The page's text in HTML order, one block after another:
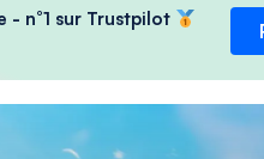
n°1 sur Trustpilot